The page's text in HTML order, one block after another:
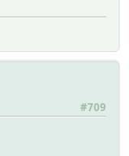
#709